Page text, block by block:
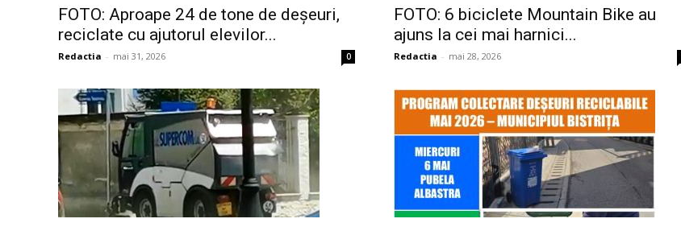
FOTO: Aproape 24 de tone de deșeuri,
reciclate cu ajutorul elevilor...
Redactia - mai 31, 2026 0
FOTO: 6 biciclete Mountain Bike au
ajuns la cei mai harnici...
Redactia - mai 28, 2026